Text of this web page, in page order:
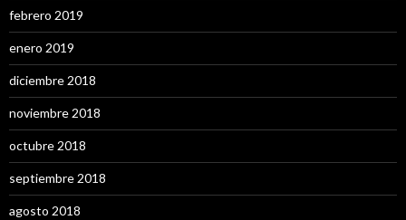
febrero 2019
enero 2019
diciembre 2018
noviembre 2018
octubre 2018
septiembre 2018
agosto 2018